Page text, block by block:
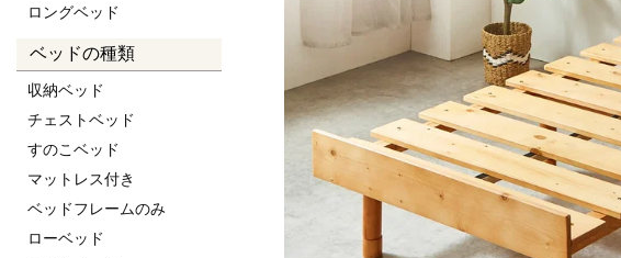
ロングベッド
ベッドの種類
収納ベッド
チェストベッド
すのこベッド
マットレス付き
ベッドフレームのみ
ローベッド